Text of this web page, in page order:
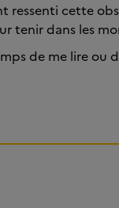
ressenti cette
tenir dans les
de me lire ou